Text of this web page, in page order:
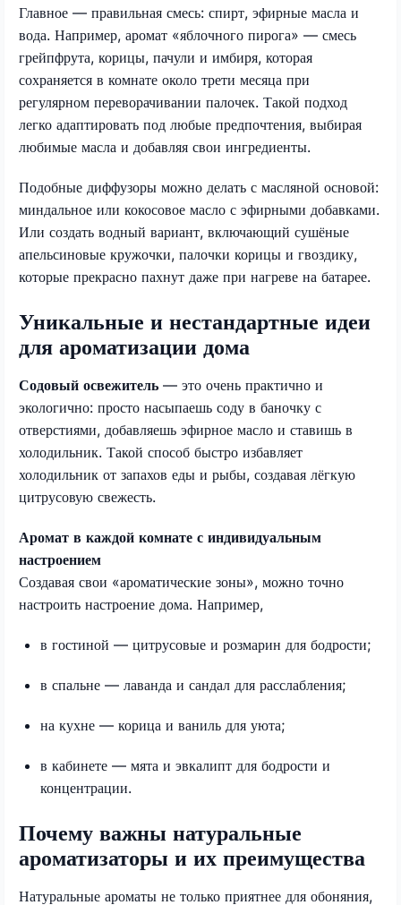
Главное — правильная смесь: спирт, эфирные масла и
вода. Например, аромат «яблочного пирога» — смесь
грейпфрута, корицы, пачули и имбиря, которая
сохраняется в комнате около трети месяца при
регулярном переворачивании палочек. Такой подход
легко адаптировать под любые предпочтения, выбирая
любимые масла и добавляя свои ингредиенты.
Подобные диффузоры можно делать с масляной основой:
миндальное или кокосовое масло с эфирными добавками.
Или создать водный вариант, включающий сушёные
апельсиновые кружочки, палочки корицы и гвоздику,
которые прекрасно пахнут даже при нагреве на батарее.
Уникальные и нестандартные идеи
для ароматизации дома
Содовый освежитель — это очень практично и
экологично: просто насыпаешь соду в баночку с
отверстиями, добавляешь эфирное масло и ставишь в
холодильник. Такой способ быстро избавляет
холодильник от запахов еды и рыбы, создавая лёгкую
цитрусовую свежесть.
Аромат в каждой комнате с индивидуальным
настроением
Создавая свои «ароматические зоны», можно точно
настроить настроение дома. Например,
в гостиной — цитрусовые и розмарин для бодрости;
в спальне — лаванда и сандал для расслабления;
на кухне — корица и ваниль для уюта;
в кабинете — мята и эвкалипт для бодрости и
концентрации.
Почему важны натуральные
ароматизаторы и их преимущества
Натуральные ароматы не только приятнее для обоняния,